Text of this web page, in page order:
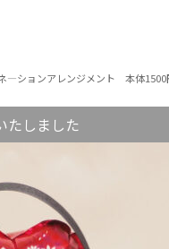
―ションアレンジメント 本体1500
たしました